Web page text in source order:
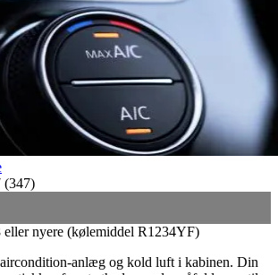
(347)
nyere (kølemiddel R1234YF)
anlæg og kold luft i kabinen. Din